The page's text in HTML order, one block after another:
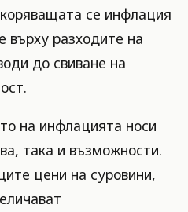
се инфлация
върху разходите на
до свиване на
на инфлацията носи
така и възможности.
цени на суровини,